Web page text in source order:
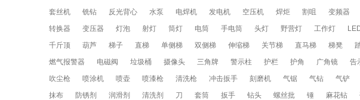
套丝机
铣钻 反光背心 水泵 电焊机 发电机 空压机 焊炬 割咀 变频器
转换器
变压器 灯泡 射灯 筒灯 电筒 手电筒 头灯 野营灯 工作灯
千斤顶
葫芦 梯子 直梯 单侧梯 双侧梯 伸缩梯 关节梯 直马梯 梯凳
燃气报警器
电磁阀 垃圾桶 摄像头 三角牌 警示柱 护栏 护角 广角镜 告
吹尘枪
喷涂机 喷壶 喷漆枪 清洗枪 冲击扳手 刻磨机 气锯 气钻 气铲
抹布
防锈剂 润滑剂 清洗剂 刀 套筒 扳手 钻头 螺丝批 锤 麻花钻